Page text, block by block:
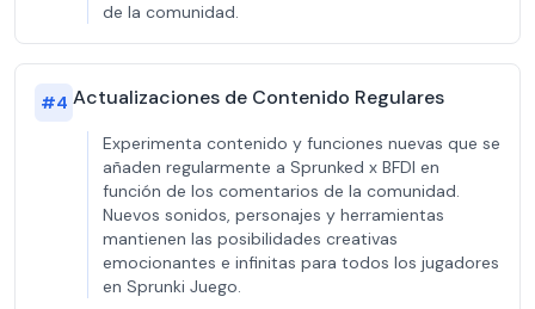
de la comunidad.
#4 Actualizaciones de Contenido Regulares
Experimenta contenido y funciones nuevas que se
añaden regularmente a Sprunked x BFDI en
función de los comentarios de la comunidad.
Nuevos sonidos, personajes y herramientas
mantienen las posibilidades creativas
emocionantes e infinitas para todos los jugadores
en Sprunki Juego.